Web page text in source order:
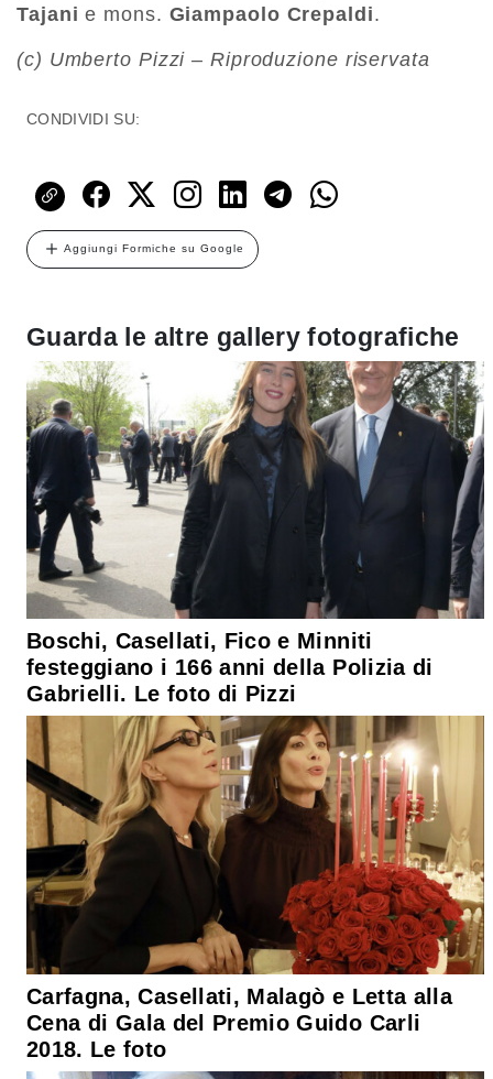
Tajani e mons. Giampaolo Crepaldi.
(c) Umberto Pizzi – Riproduzione riservata
CONDIVIDI SU:
Aggiungi Formiche su Google
Guarda le altre gallery fotografiche
Boschi, Casellati, Fico e Minniti
festeggiano i 166 anni della Polizia di
Gabrielli. Le foto di Pizzi
Carfagna, Casellati, Malagò e Letta alla
Cena di Gala del Premio Guido Carli
2018. Le foto